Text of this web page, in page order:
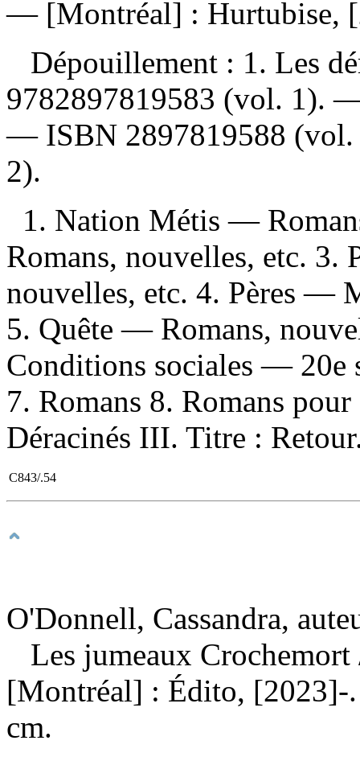
— [Montréal] : Hurtubise,
Dépouillement : 1. Les
9782897819583 (vol. 1).
— ISBN 2897819588
2).
1. Nation Métis —
Romans, nouvelles, etc. 3.
nouvelles, etc. 4. Pères —
5. Quête — Romans,
Conditions sociales — 20e
7. Romans 8. Romans
Déracinés III. Titre :
C843/.54
O'Donnell, Cassandra,
Les jumeaux Crochemort
[Montréal] : Édito,
cm.